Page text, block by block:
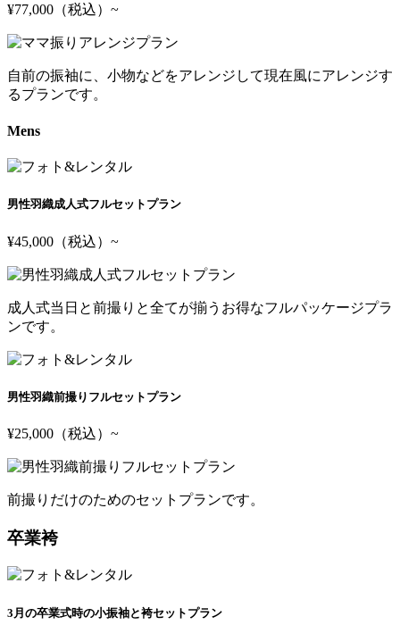
¥77,000 （税込） ~
自前の振袖に、小物などをアレンジして現在風にアレンジす
るプランです。
Mens
男性羽織成人式フルセットプラン
¥45,000 （税込） ~
成人式当日と前撮りと全てが揃うお得なフルパッケージプラ
ンです。
男性羽織前撮りフルセットプラン
¥25,000 （税込） ~
前撮りだけのためのセットプランです。
卒業袴
3月の卒業式時の小振袖と袴セットプラン